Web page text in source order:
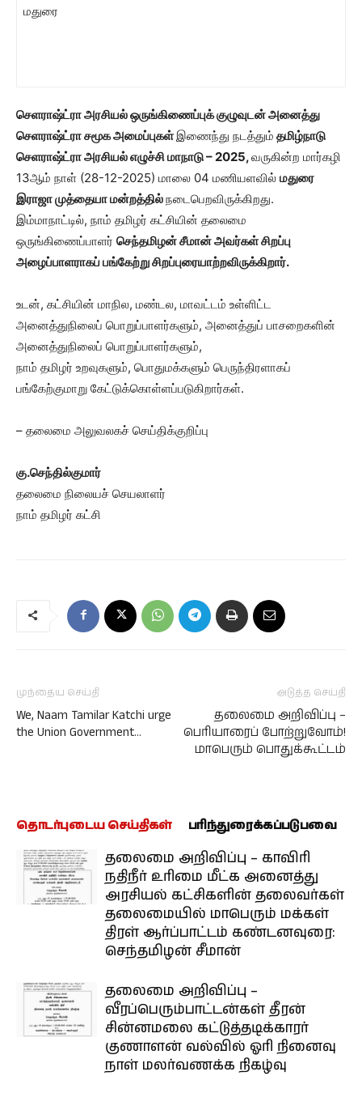
மதுரை
செளராஷ்ட்ராஅரசியல் ஒருங்கிணைப்புக் குழுவுடன் அனைத்து
செளராஷ்ட்ரா சமூக அமைப்புகள்இணைந்து நடத்தும் தமிழ்நாடு
செளராஷ்ட்ரா அரசியல் எழுச்சி மாநாடு – 2025,வருகின்ற மார்கழி
13ஆம் நாள் (28-12-2025) மாலை 04 மணியளவில் மதுரை
இராஜா முத்தையா மன்றத்தில்நடைபெறவிருக்கிறது.
இம்மாநாட்டில், நாம் தமிழர் கட்சியின் தலைமை
ஒருங்கிணைப்பாளர் செந்தமிழன் சீமான் அவர்கள் சிறப்பு
அழைப்பாளராகப் பங்கேற்று சிறப்புரையாற்றவிருக்கிறார்.
உடன், கட்சியின் மாநில, மண்டல, மாவட்டம் உள்ளிட்ட
அனைத்துநிலைப் பொறுப்பாளர்களும், அனைத்துப் பாசறைகளின்
அனைத்துநிலைப் பொறுப்பாளர்களும்,
நாம் தமிழர் உறவுகளும், பொதுமக்களும் பெருந்திரளாகப்
பங்கேற்குமாறு கேட்டுக்கொள்ளப்படுகிறார்கள்.
– தலைமை அலுவலகச் செய்திக்குறிப்பு
கு.செந்தில்குமார்
தலைமை நிலையச் செயலாளர்
நாம் தமிழர் கட்சி
முந்தைய செய்தி
We, Naam Tamilar Katchi urge
the Union Government…
அடுத்த செய்தி
தலைமை அறிவிப்பு –
பெரியாரைப் போற்றுவோம்!
மாபெரும் பொதுக்கூட்டம்
தொடர்புடைய செய்திகள் பரிந்துரைக்கப்படுபவை
தலைமை அறிவிப்பு – காவிரி
நதிநீர் உரிமை மீட்க அனைத்து
அரசியல் கட்சிகளின் தலைவர்கள்
தலைமையில் மாபெரும் மக்கள்
திரள் ஆர்ப்பாட்டம் கண்டனவுரை:
செந்தமிழன் சீமான்
தலைமை அறிவிப்பு –
வீரப்பெரும்பாட்டன்கள் தீரன்
சின்னமலை கட்டுத்தடிக்காரர்
குணாளன் வல்வில் ஓரி நினைவு
நாள் மலர்வணக்க நிகழ்வு